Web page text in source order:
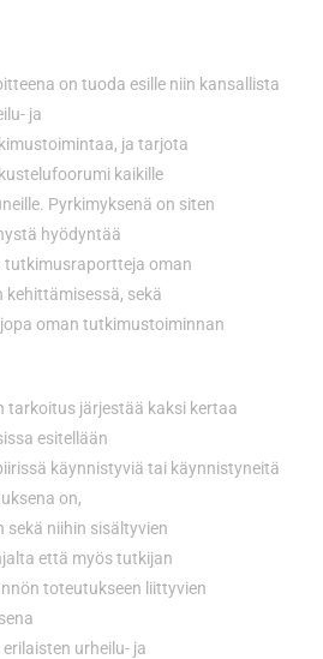
on tuoda esille niin kansallista
ja
ja tarjota
kaikille
Pyrkimyksenä on siten
hyödyntää
tutkimusraportteja oman
kehittämisessä, sekä
oman tutkimustoiminnan
tarkoitus järjestää kaksi kertaa
esitellään
käynnistyviä tai käynnistyneitä
on,
sekä niihin sisältyvien
että myös tutkijan
toteutukseen liittyvien
urheilu- ja